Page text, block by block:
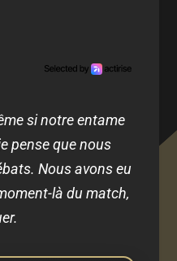
si notre entame
pense que nous
Nous avons eu
là du match,